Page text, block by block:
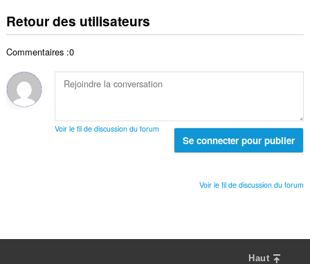
e
s
e
n
e
o
t
d
e
t
b
t
o
l
:
Retour des utilisateurs
Commentaires :0
Voir le fil de discussion du forum
Se connecter pour publier
Voir le fil de discussion du forum
Haut